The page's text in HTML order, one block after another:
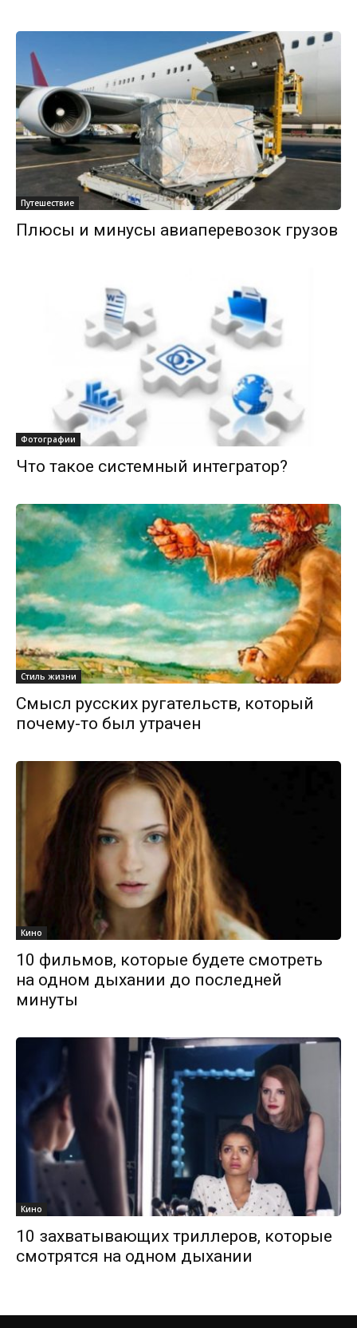
Путешествие
Плюсы и минусы авиаперевозок грузов
Фотографии
Что такое системный интегратор?
Стиль жизни
Смысл русских ругательств, который
почему-то был утрачен
Кино
10 фильмов, которые будете смотреть
на одном дыхании до последней
минуты
Кино
10 захватывающих триллеров, которые
смотрятся на одном дыхании